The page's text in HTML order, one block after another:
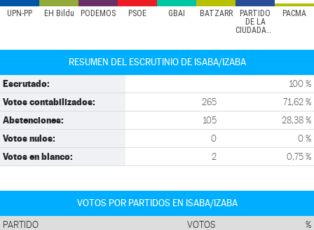
UPN-PP EH Bildu PODEMOS PSOE GBAI BATZARR
PARTIDO
DE LA
CIUDADANÍA
PACMA
RESUMEN DEL ESCRUTINIO DE ISABA/IZABA
Escrutado: 100 %
Votos contabilizados: 265 71,62 %
Abstenciones: 105 28,38 %
Votos nulos: 0 0 %
Votos en blanco: 2 0,75 %
VOTOS POR PARTIDOS EN ISABA/IZABA
PARTIDO VOTOS %